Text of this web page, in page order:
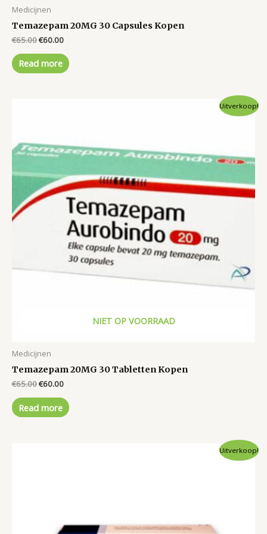
Medicijnen
Temazepam 20MG 30 Capsules Kopen
€65.00Original
was:
€65.00.
€60.00Current
is:
€60.00.
Read more
Uitverkoop!
NIET OP VOORRAAD
Medicijnen
Temazepam 20MG 30 Tabletten Kopen
€65.00Original
was:
€65.00.
€60.00Current
is:
€60.00.
Read more
Uitverkoop!